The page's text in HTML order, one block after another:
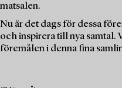
matsalen.
Nu är det dags för dessa
och inspirera till nya samtal.
föremålen i denna fina